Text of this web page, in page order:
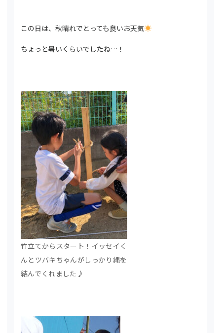
この日は、秋晴れでとっても良いお天気
ちょっと暑いくらいでしたね…！
竹立てからスタート！イッセイく
んとツバキちゃんがしっかり縄を
結んでくれました♪